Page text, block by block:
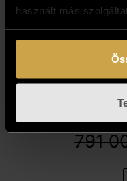
használt más
Ferenc
791